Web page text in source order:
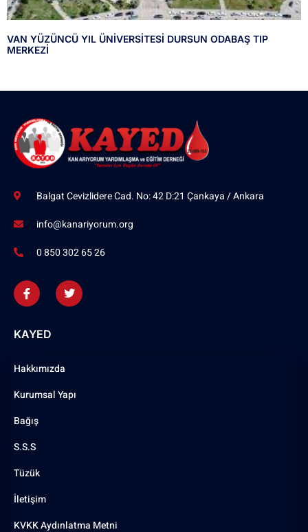
VAN YÜZÜNCÜ YIL ÜNİVERSİTESİ DURSUN ODABAŞ TIP
MERKEZİ
Balgat Cevizlidere Cad. No: 42 D:21 Çankaya / Ankara
info@kanariyorum.org
0 850 302 65 26
KAYED
Hakkımızda
Kurumsal Yapı
Bağış
S.S.S
Tüzük
İletişim
KVKK Aydınlatma Metni